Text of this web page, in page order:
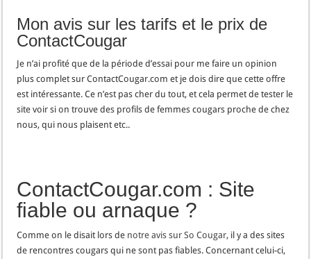
Mon avis sur les tarifs et le prix de
ContactCougar
Je n’ai profité que de la période d’essai pour me faire un opinion
plus complet sur ContactCougar.com et je dois dire que cette offre
est intéressante. Ce n’est pas cher du tout, et cela permet de tester le
site voir si on trouve des profils de femmes cougars proche de chez
nous, qui nous plaisent etc..
ContactCougar.com : Site
fiable ou arnaque ?
Comme on le disait lors de notre avis sur So Cougar, il y a des sites
de rencontres cougars qui ne sont pas fiables. Concernant celui-ci,